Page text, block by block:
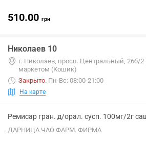
510.00 грн
Николаев 10
г. Николаев, просп. Центральный, 26б/2
маркетом (Кошик)
Закрыто. Пн-Вс: 08:00-21:00
На карте
Ремисар гран. д/орал. сусп. 100мг/2г
ДАРНИЦА ЧАО ФАРМ. ФИРМА